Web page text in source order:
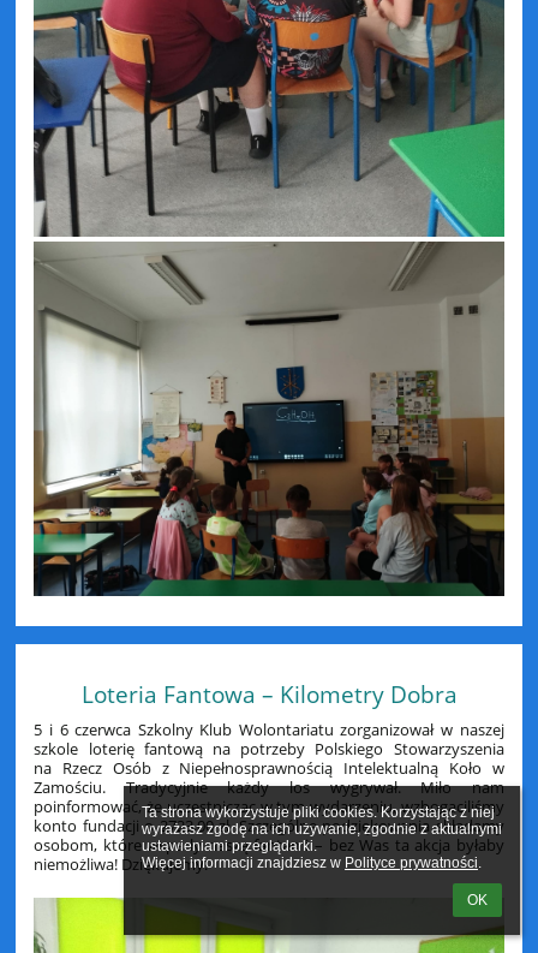
Ta strona wykorzystuje pliki cookies. Korzystając z niej
wyrażasz zgodę na ich używanie, zgodnie z aktualnymi
ustawieniami przeglądarki.
Więcej informacji znajdziesz w Polityce prywatności.
OK
Loteria Fantowa – Kilometry Dobra
5 i 6 czerwca Szkolny Klub Wolontariatu zorganizował w naszej
szkole loterię fantową na potrzeby Polskiego Stowarzyszenia
na Rzecz Osób z Niepełnosprawnością Intelektualną Koło w
Zamościu. Tradycyjnie każdy los wygrywał. Miło nam
poinformować, że uczestnicząc w tym wydarzeniu, wzbogaciliśmy
konto fundacji o 2723,00 zł. Szczególne podziękowania składamy
osobom, które wsparły naszą fantami – bez Was ta akcja byłaby
niemożliwa! Dziękujemy!